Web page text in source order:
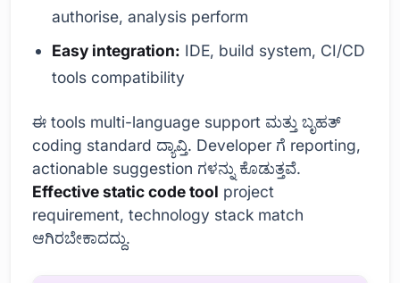
authorise, analysis perform
Easy integration: IDE, build system, CI/CD
tools compatibility
ಈ tools multi-language support ಮತ್ತು ಬೃಹತ್
coding standard ದ್ಯಾವ್ತಿ. Developer ಗೆ reporting,
actionable suggestion ಗಳನ್ನು ಕೊಡುತ್ತವೆ.
Effective static code tool project
requirement, technology stack match
ಆಗಿರಬೇಕಾದದ್ದು.